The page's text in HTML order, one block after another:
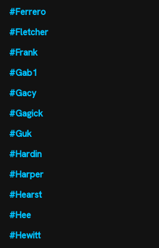
#Ferrero
#Fletcher
#Frank
#Gab1
#Gacy
#Gagick
#Guk
#Hardin
#Harper
#Hearst
#Hee
#Hewitt